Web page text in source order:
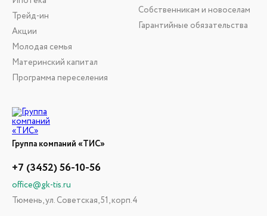
Группа компаний «ТИС»
+7 (3452) 56-10-56
office@gk-tis.ru
Тюмень, ул. Советская, 51, корп.4
Трейд-ин
Акции
Молодая семья
Материнский капитал
Программа переселения
Собственникам и новоселам
Гарантийные обязательства